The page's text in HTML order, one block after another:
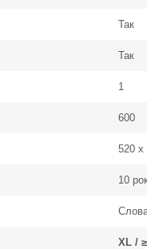
Так
Так
1
600
520 х
10
XL /